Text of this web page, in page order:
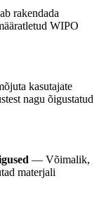
rakendada
WIPO
kasutajate
nagu õigustatud
— Võimalik,
materjali